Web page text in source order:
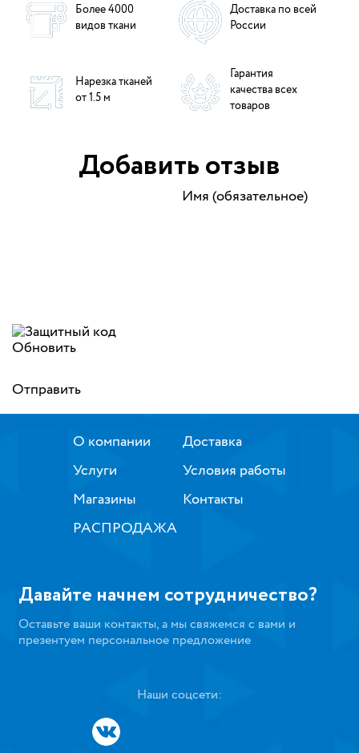
Более 4000
видов ткани
Доставка по всей
России
Нарезка тканей
от 1.5 м
Гарантия
качества всех
товаров
Добавить отзыв
Имя (обязательное)
Обновить
Отправить
О компании
Услуги
Магазины
РАСПРОДАЖА
Доставка
Условия работы
Контакты
Давайте начнем сотрудничество?
Оставьте ваши контакты, а мы свяжемся с вами и
презентуем персональное предложение
Наши соцсети: